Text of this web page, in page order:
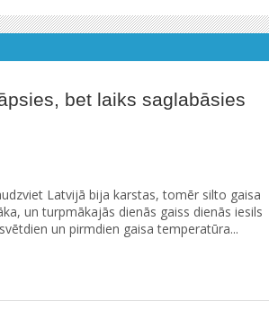
bet laiks saglabāsies
Latvijā bija karstas, tomēr silto gaisa
un turpmākajās dienās gaiss dienās iesils
un pirmdien gaisa temperatūra...